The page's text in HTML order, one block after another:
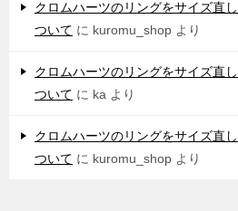
クロムハーツのリングをサイズ直
ついて に kuromu_shop より
クロムハーツのリングをサイズ直
ついて に ka より
クロムハーツのリングをサイズ直
ついて に kuromu_shop より